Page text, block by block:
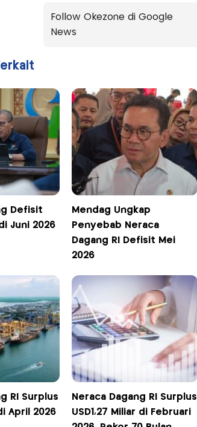
Follow Okezone di Google
News
Defisit
Juni 2026
Mendag Ungkap
Penyebab Neraca
Dagang RI Defisit Mei
2026
RI Surplus
April 2026
Neraca Dagang RI Surplus
USD1,27 Miliar di Februari